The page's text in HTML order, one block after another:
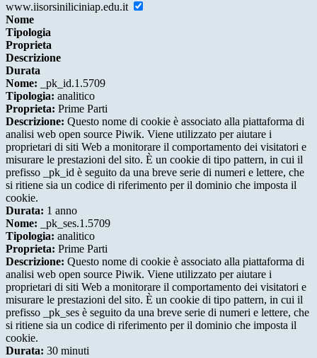
www.iisorsiniliciniap.edu.it
Nome
Tipologia
Proprieta
Descrizione
Durata
Nome: _pk_id.1.5709
Tipologia: analitico
Proprieta: Prime Parti
Descrizione: Questo nome di cookie è associato alla piattaforma di
analisi web open source Piwik. Viene utilizzato per aiutare i
proprietari di siti Web a monitorare il comportamento dei visitatori e
misurare le prestazioni del sito. È un cookie di tipo pattern, in cui il
prefisso _pk_id è seguito da una breve serie di numeri e lettere, che
si ritiene sia un codice di riferimento per il dominio che imposta il
cookie.
Durata: 1 anno
Nome: _pk_ses.1.5709
Tipologia: analitico
Proprieta: Prime Parti
Descrizione: Questo nome di cookie è associato alla piattaforma di
analisi web open source Piwik. Viene utilizzato per aiutare i
proprietari di siti Web a monitorare il comportamento dei visitatori e
misurare le prestazioni del sito. È un cookie di tipo pattern, in cui il
prefisso _pk_ses è seguito da una breve serie di numeri e lettere, che
si ritiene sia un codice di riferimento per il dominio che imposta il
cookie.
Durata: 30 minuti